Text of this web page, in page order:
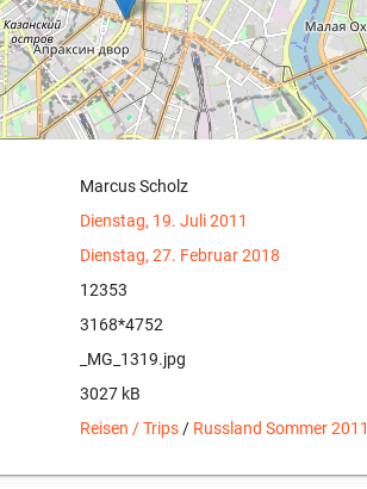
Marcus Scholz
Dienstag, 19. Juli 2011
Dienstag, 27. Februar 2018
12353
3168*4752
_MG_1319.jpg
3027 kB
Reisen / Trips / Russland Sommer 2011